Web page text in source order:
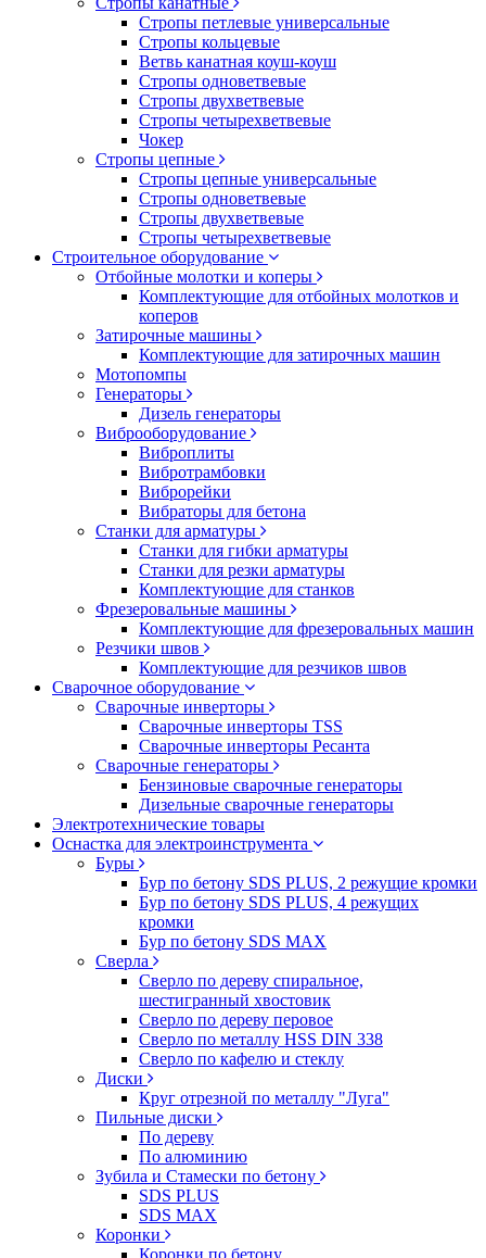
Стропы петлевые универсальные
Стропы кольцевые
Ветвь канатная коуш-коуш
Стропы одноветвевые
Стропы двухветвевые
Стропы четырехветвевые
Чокер
Стропы цепные
Стропы цепные универсальные
Стропы одноветвевые
Стропы двухветвевые
Стропы четырехветвевые
Строительное оборудование
Отбойные молотки и коперы
Комплектующие для отбойных молотков и
коперов
Затирочные машины
Комплектующие для затирочных машин
Мотопомпы
Генераторы
Дизель генераторы
Виброоборудование
Виброплиты
Вибротрамбовки
Виброрейки
Вибраторы для бетона
Станки для арматуры
Станки для гибки арматуры
Станки для резки арматуры
Комплектующие для станков
Фрезеровальные машины
Комплектующие для фрезеровальных машин
Резчики швов
Комплектующие для резчиков швов
Сварочное оборудование
Сварочные инверторы
Сварочные инверторы TSS
Сварочные инверторы Ресанта
Сварочные генераторы
Бензиновые сварочные генераторы
Дизельные сварочные генераторы
Электротехнические товары
Оснастка для электроинструмента
Буры
Бур по бетону SDS PLUS, 2 режущие кромки
Бур по бетону SDS PLUS, 4 режущих
кромки
Бур по бетону SDS MAX
Сверла
Сверло по дереву спиральное,
шестигранный хвостовик
Сверло по дереву перовое
Сверло по металлу HSS DIN 338
Сверло по кафелю и стеклу
Диски
Круг отрезной по металлу "Луга"
Пильные диски
По дереву
По алюминию
Зубила и Стамески по бетону
SDS PLUS
SDS MAX
Коронки
Коронки по бетону